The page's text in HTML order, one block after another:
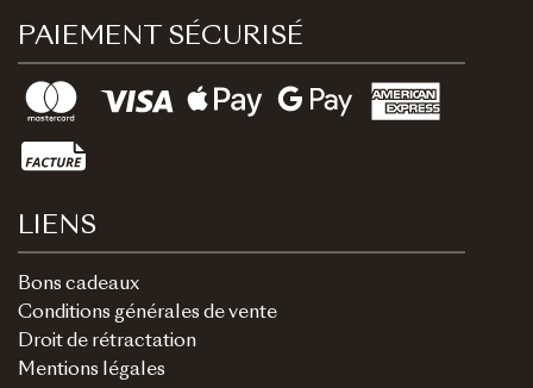
PAIEMENT SÉCURISÉ
LIENS
Bons cadeaux
Conditions générales de vente
Droit de rétractation
Mentions légales